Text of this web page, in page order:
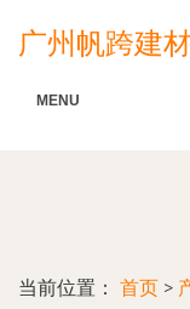
广州帆跨建
MENU
当前位置： 首页 >